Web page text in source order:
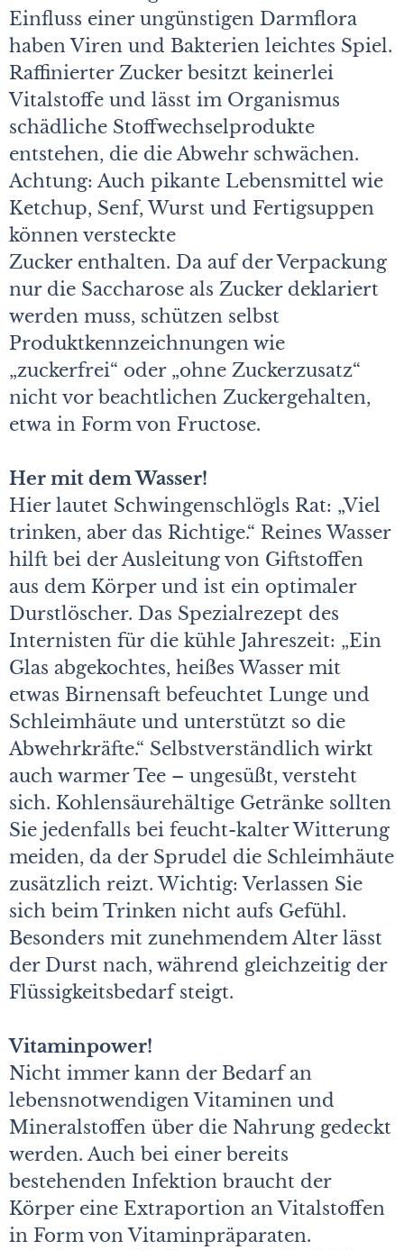
Einfluss einer ungünstigen Darmflora
haben Viren und Bakterien leichtes Spiel.
Raffinierter Zucker besitzt keinerlei
Vitalstoffe und lässt im Organismus
schädliche Stoffwechselprodukte
entstehen, die die Abwehr schwächen.
Achtung: Auch pikante Lebensmittel wie
Ketchup, Senf, Wurst und Fertigsuppen
können versteckte
Zucker enthalten. Da auf der Verpackung
nur die Saccharose als Zucker deklariert
werden muss, schützen selbst
Produktkennzeichnungen wie
„zuckerfrei“ oder „ohne Zuckerzusatz“
nicht vor beachtlichen Zuckergehalten,
etwa in Form von Fructose.
Her mit dem Wasser!
Hier lautet Schwingenschlögls Rat: „Viel
trinken, aber das Richtige.“ Reines Wasser
hilft bei der Ausleitung von Giftstoffen
aus dem Körper und ist ein optimaler
Durstlöscher. Das Spezialrezept des
Internisten für die kühle Jahreszeit: „Ein
Glas abgekochtes, heißes Wasser mit
etwas Birnensaft befeuchtet Lunge und
Schleimhäute und unterstützt so die
Abwehrkräfte.“ Selbstverständlich wirkt
auch warmer Tee – ungesüßt, versteht
sich. Kohlensäurehältige Getränke sollten
Sie jedenfalls bei feucht-kalter Witterung
meiden, da der Sprudel die Schleimhäute
zusätzlich reizt. Wichtig: Verlassen Sie
sich beim Trinken nicht aufs Gefühl.
Besonders mit zunehmendem Alter lässt
der Durst nach, während gleichzeitig der
Flüssigkeitsbedarf steigt.
Vitaminpower!
Nicht immer kann der Bedarf an
lebensnotwendigen Vitaminen und
Mineralstoffen über die Nahrung gedeckt
werden. Auch bei einer bereits
bestehenden Infektion braucht der
Körper eine Extraportion an Vitalstoffen
in Form von Vitaminpräparaten.